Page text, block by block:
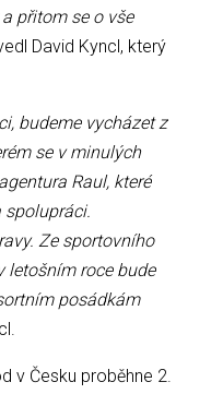
přitom se o vše
David Kyncl, který
budeme vycházet z
se v minulých
Raul, které
spolupráci.
Ze sportovního
letošním roce bude
posádkám
v Česku proběhne 2.